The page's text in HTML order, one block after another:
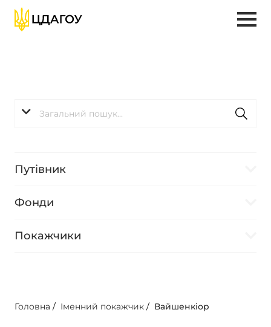
Путівник
Фонди
Покажчики
Головна / Іменний покажчик / Вайшенкіор